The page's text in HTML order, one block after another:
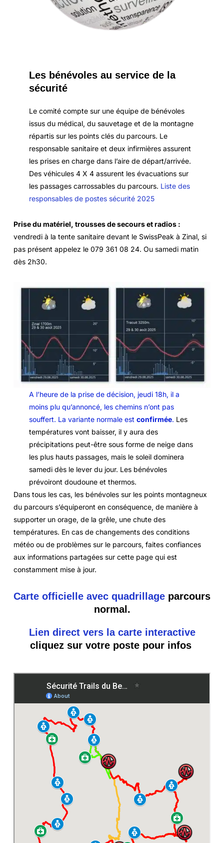
Les bénévoles au service de la
sécurité
Le comité compte sur une équipe de bénévoles
issus du médical, du sauvetage et de la montagne
répartis sur les points clés du parcours. Le
responsable sanitaire et deux infirmières assurent
les prises en charge dans l’aire de départ/arrivée.
Des véhicules 4 X 4 assurent les évacuations sur
les passages carrossables du parcours. Liste des
responsables de postes sécurité 2025
Prise du matériel, trousses de secours et radios :
vendredi à la tente sanitaire devant le SwissPeak à Zinal, si
pas présent appelez le 079 361 08 24. Ou samedi matin
dès 2h30.
A l’heure de la prise de décision, jeudi 18h, il a
moins plu qu’annoncé, les chemins n’ont pas
souffert. La variante normale estconfirmée. Les
températures vont baisser, il y aura des
précipitations peut-être sous forme de neige dans
les plus hauts passages, mais le soleil dominera
samedi dès le lever du jour. Les bénévoles
prévoiront doudoune et thermos.
Dans tous les cas, les bénévoles sur les points montagneux
du parcours s’équiperont en conséquence, de manière à
supporter un orage, de la grêle, une chute des
températures. En cas de changements des conditions
météo ou de problèmes sur le parcours, faites confiances
aux informations partagées sur cette page qui est
constamment mise à jour.
Carte officielle avec quadrillage parcours
normal.
Lien direct vers la carte interactive
cliquez sur votre poste pour infos